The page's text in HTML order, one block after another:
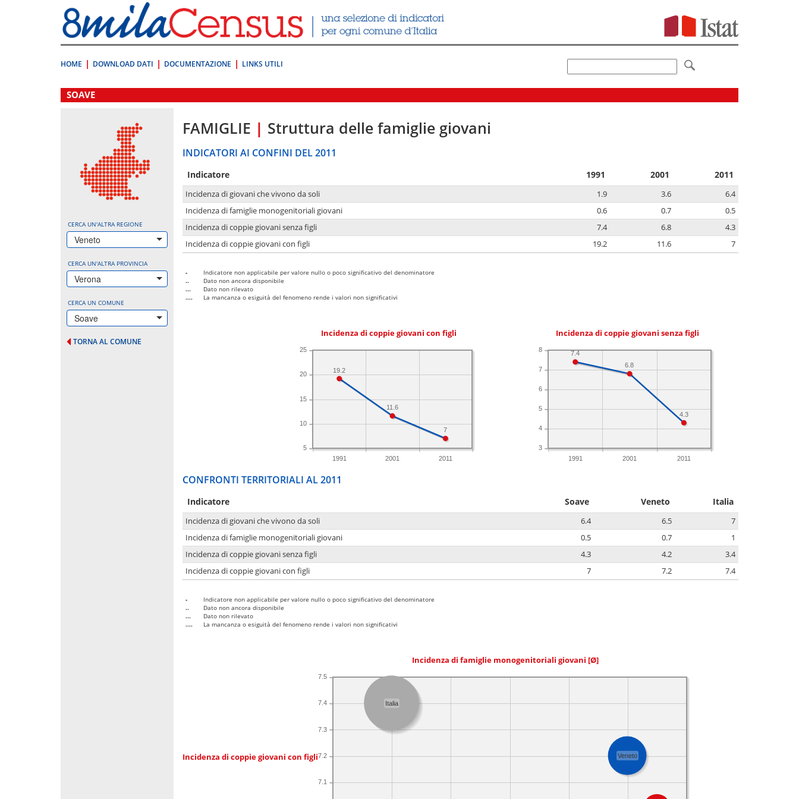
direttamente
a:
Contenuto
HOME DOWNLOAD DATI DOCUMENTAZIONE LINKS UTILI
.
SOAVE
CERCA UN'ALTRA REGIONE
Veneto
CERCA UN'ALTRA PROVINCIA
Verona
CERCA UN COMUNE
Soave
TORNA AL COMUNE
FAMIGLIE | Struttura delle famiglie giovani
INDICATORI AI CONFINI DEL 2011
Indicatore 1991 2001 2011
Incidenza di giovani che vivono da soli 1.9 3.6
6.4
Incidenza di famiglie monogenitoriali giovani
0.6 0.7
0.5
Incidenza di coppie giovani senza figli
7.4 6.8
4.3
Incidenza di coppie giovani con figli
19.2 11.6 7
-
Indicatore non applicabile per valore nullo o poco significativo del denominatore
..
Dato non ancora disponibile
...
Dato non rilevato
....
La mancanza o esiguità del fenomeno rende i valori non significativi
Incidenza di coppie giovani con figli
1991 2001 2011
5
10
15
20
25
7
11.6
19.2
Incidenza di coppie giovani senza figli
1991 2001 2011
3
4
5
6
7
8
4.3
6.8
7.4
CONFRONTI TERRITORIALI AL 2011
Indicatore Soave Veneto Italia
Incidenza di giovani che vivono da soli 6.4 6.5
7
Incidenza di famiglie monogenitoriali giovani
0.5 0.7
1
Incidenza di coppie giovani senza figli
4.3 4.2
3.4
Incidenza di coppie giovani con figli
7 7.2 7.4
-
Indicatore non applicabile per valore nullo o poco significativo del denominatore
..
Dato non ancora disponibile
...
Dato non rilevato
....
La mancanza o esiguità del fenomeno rende i valori non significativi
Incidenza di famiglie monogenitoriali giovani [Ø]
Incidenza di coppie giovani con figli
7.1
7.2
7.3
7.4
7.5
Italia
Veneto